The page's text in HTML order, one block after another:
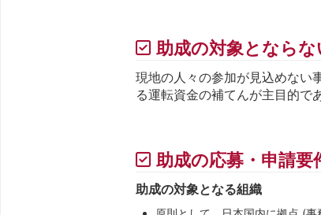
助成の対象となら
現地の人々の参加が見込めない
る運転資金の補てんが主目的で
助成の応募・申請要
助成の対象となる組織